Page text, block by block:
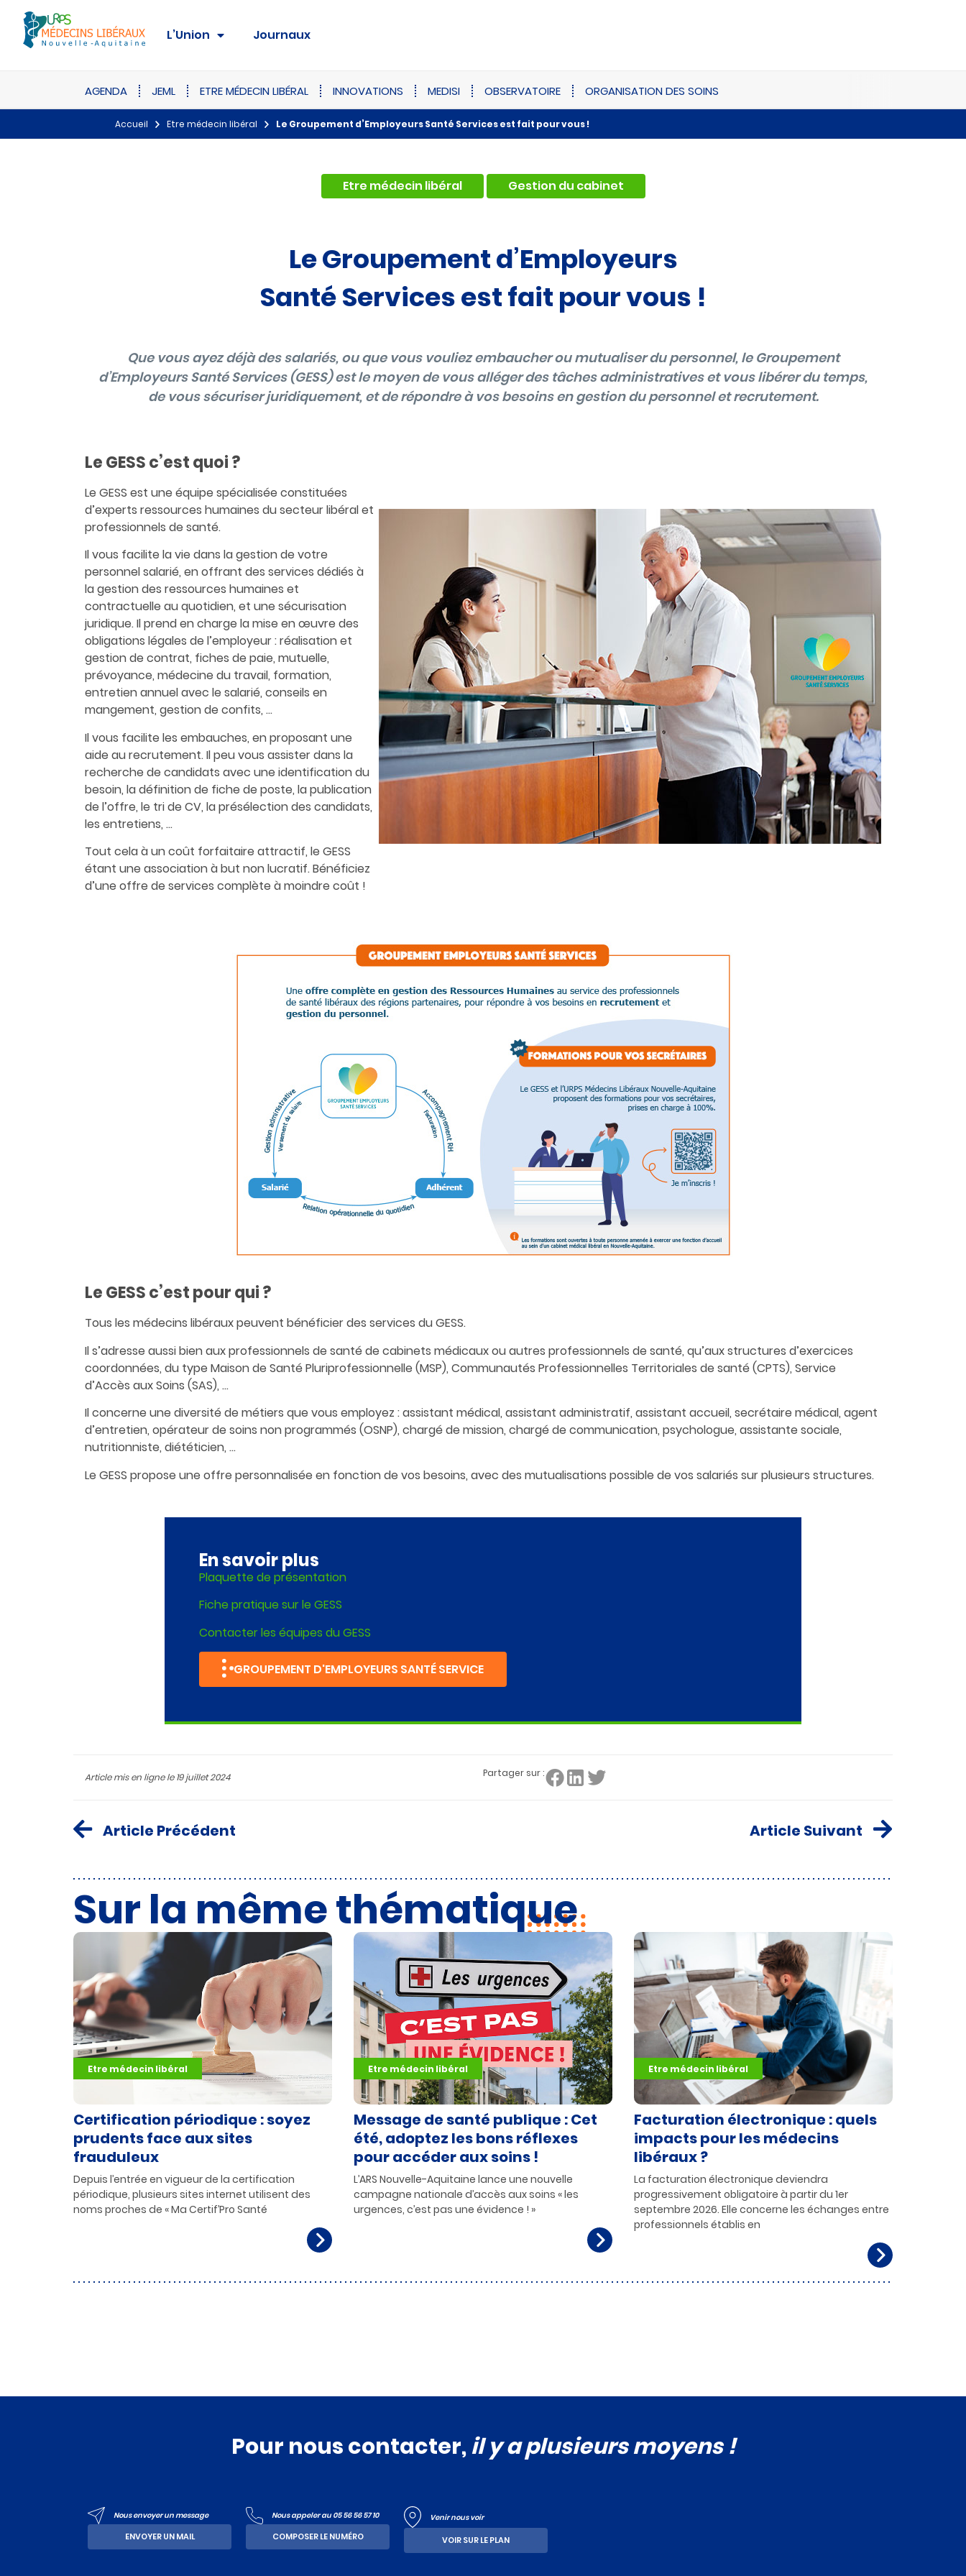
L’Union Journaux
AGENDA JEML ETRE MÉDECIN LIBÉRAL INNOVATIONS MEDISI OBSERVATOIRE ORGANISATION DES SOINS
Accueil Etre médecin libéral Le Groupement d’Employeurs Santé Services est fait pour vous !
Etre médecin libéral Gestion du cabinet
Le Groupement d’Employeurs
Santé Services est fait pour vous !
Que vous ayez déjà des salariés, ou que vous vouliez embaucher ou mutualiser du personnel, le Groupement
d’Employeurs Santé Services (GESS) est le moyen de vous alléger des tâches administratives et vous libérer du temps,
de vous sécuriser juridiquement, et de répondre à vos besoins en gestion du personnel et recrutement.
Le GESS c’est quoi ?
Le GESS est une équipe spécialisée constituées
d’experts ressources humaines du secteur libéral et
professionnels de santé.
Il vous facilite la vie dans la gestion de votre
personnel salarié, en offrant des services dédiés à
la gestion des ressources humaines et
contractuelle au quotidien, et une sécurisation
juridique. Il prend en charge la mise en œuvre des
obligations légales de l’employeur : réalisation et
gestion de contrat, fiches de paie, mutuelle,
prévoyance, médecine du travail, formation,
entretien annuel avec le salarié, conseils en
mangement, gestion de confits, …
Il vous facilite les embauches, en proposant une
aide au recrutement. Il peu vous assister dans la
recherche de candidats avec une identification du
besoin, la définition de fiche de poste, la publication
de l’offre, le tri de CV, la présélection des candidats,
les entretiens, …
Tout cela à un coût forfaitaire attractif, le GESS
étant une association à but non lucratif. Bénéficiez
d’une offre de services complète à moindre coût !
Le GESS c’est pour qui ?
Tous les médecins libéraux peuvent bénéficier des services du GESS.
Il s’adresse aussi bien aux professionnels de santé de cabinets médicaux ou autres professionnels de santé, qu’aux structures d’exercices
coordonnées, du type Maison de Santé Pluriprofessionnelle (MSP), Communautés Professionnelles Territoriales de santé (CPTS), Service
d’Accès aux Soins (SAS), …
Il concerne une diversité de métiers que vous employez : assistant médical, assistant administratif, assistant accueil, secrétaire médical, agent
d’entretien, opérateur de soins non programmés (OSNP), chargé de mission, chargé de communication, psychologue, assistante sociale,
nutritionniste, diététicien, …
Le GESS propose une offre personnalisée en fonction de vos besoins, avec des mutualisations possible de vos salariés sur plusieurs structures.
En savoir plus
Plaquette de présentation
Fiche pratique sur le GESS
Contacter les équipes du GESS
GROUPEMENT D'EMPLOYEURS SANTÉ SERVICE
Article mis en ligne le 19 juillet 2024 Partager sur :
Article Précédent Article Suivant
Sur la même thématique
Certification périodique : soyez
prudents face aux sites
frauduleux
Depuis l’entrée en vigueur de la certification
périodique, plusieurs sites internet utilisent des
noms proches de « Ma Certif’Pro Santé
Etre médecin libéral
Message de santé publique : Cet
été, adoptez les bons réflexes
pour accéder aux soins !
L’ARS Nouvelle-Aquitaine lance une nouvelle
campagne nationale d’accès aux soins « les
urgences, c’est pas une évidence ! »
Etre médecin libéral
Facturation électronique : quels
impacts pour les médecins
libéraux ?
La facturation électronique deviendra
progressivement obligatoire à partir du 1er
septembre 2026. Elle concerne les échanges entre
professionnels établis en
Etre médecin libéral
Pour nous contacter,il y a plusieurs moyens !
Nous envoyer un message
ENVOYER UN MAIL
Nous appeler au 05 56 56 57 10
COMPOSER LE NUMÉRO
Venir nous voir
VOIR SUR LE PLAN